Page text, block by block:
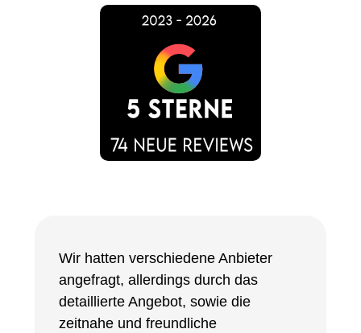
Wir hatten verschiedene Anbieter
angefragt, allerdings durch das
detaillierte Angebot, sowie die
zeitnahe und freundliche